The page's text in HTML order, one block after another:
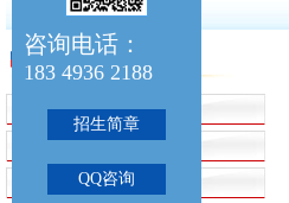
最新公告：
招生专业
招生简章
铁路运输专业
航空服务专业
咨询电话：
183 4936 2188
招生简章
QQ咨询